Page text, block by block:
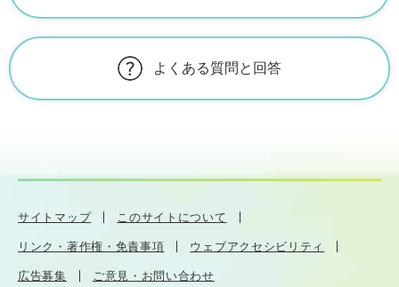
よくある質問と回答
サイトマップ このサイトについて
リンク・著作権・免責事項 ウェブアクセシビリティ
広告募集 ご意見・お問い合わせ